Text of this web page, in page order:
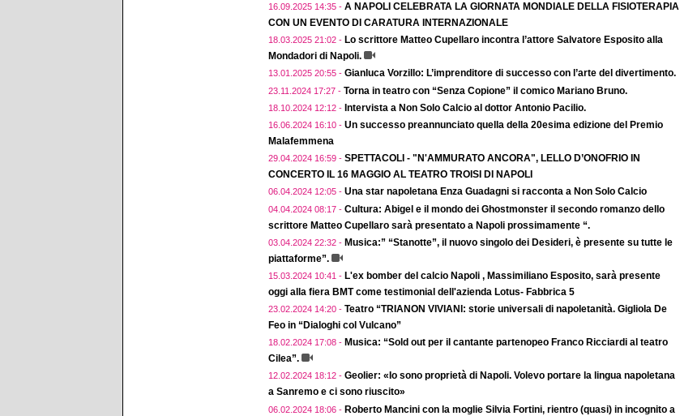
16.09.2025 14:35 - A NAPOLI CELEBRATA LA GIORNATA MONDIALE DELLA FISIOTERAPIA
CON UN EVENTO DI CARATURA INTERNAZIONALE
18.03.2025 21:02 - Lo scrittore Matteo Cupellaro incontra l’attore Salvatore Esposito alla
Mondadori di Napoli.
13.01.2025 20:55 - Gianluca Vorzillo: L’imprenditore di successo con l’arte del divertimento.
23.11.2024 17:27 - Torna in teatro con “Senza Copione” il comico Mariano Bruno.
18.10.2024 12:12 - Intervista a Non Solo Calcio al dottor Antonio Pacilio.
16.06.2024 16:10 - Un successo preannunciato quella della 20esima edizione del Premio
Malafemmena
29.04.2024 16:59 - SPETTACOLI - "N'AMMURATO ANCORA", LELLO D’ONOFRIO IN
CONCERTO IL 16 MAGGIO AL TEATRO TROISI DI NAPOLI
06.04.2024 12:05 - Una star napoletana Enza Guadagni si racconta a Non Solo Calcio
04.04.2024 08:17 - Cultura: Abigel e il mondo dei Ghostmonster il secondo romanzo dello
scrittore Matteo Cupellaro sarà presentato a Napoli prossimamente “.
03.04.2024 22:32 - Musica:” “Stanotte”, il nuovo singolo dei Desideri, è presente su tutte le
piattaforme”.
15.03.2024 10:41 - L'ex bomber del calcio Napoli , Massimiliano Esposito, sarà presente
oggi alla fiera BMT come testimonial dell'azienda Lotus- Fabbrica 5
23.02.2024 14:20 - Teatro “TRIANON VIVIANI: storie universali di napoletanità. Gigliola De
Feo in “Dialoghi col Vulcano”
18.02.2024 17:08 - Musica: “Sold out per il cantante partenopeo Franco Ricciardi al teatro
Cilea”.
12.02.2024 18:12 - Geolier: «Io sono proprietà di Napoli. Volevo portare la lingua napoletana
a Sanremo e ci sono riuscito»
06.02.2024 18:06 - Roberto Mancini con la moglie Silvia Fortini, rientro (quasi) in incognito a